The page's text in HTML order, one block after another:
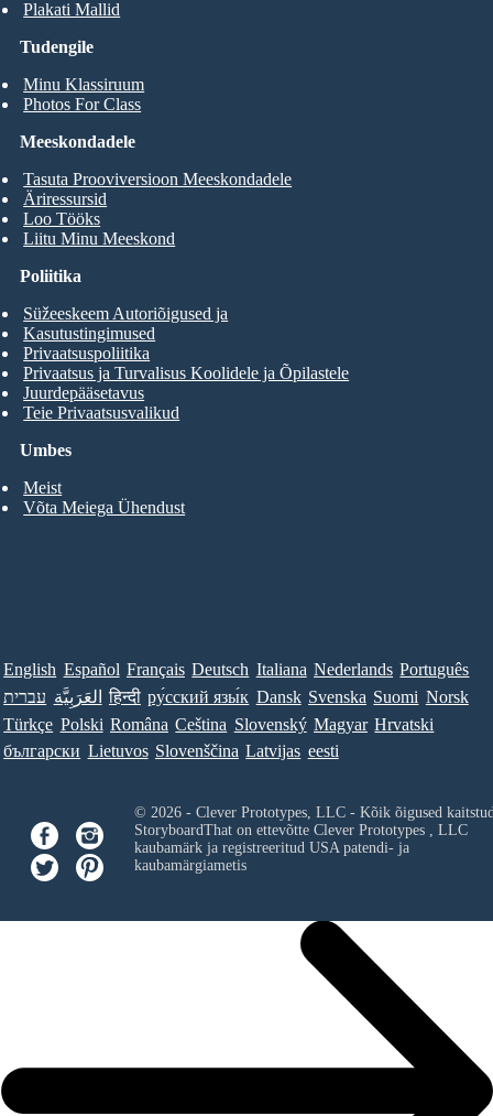
Tudengile
Minu Klassiruum
Photos For Class
Plakati Mallid
Meeskondadele
Tasuta Prooviversioon Meeskondadele
Äriressursid
Loo Tööks
Liitu Minu Meeskond
Umbes
Meist
Võta Meiega Ühendust
Poliitika
Süžeeskeem Autoriõigused ja
Kasutustingimused
Privaatsuspoliitika
Privaatsus ja Turvalisus Koolidele ja Õpilastele
Juurdepääsetavus
Teie Privaatsusvalikud
English Español Français Deutsch Italiana Nederlands Português
עברית العَرَبِيَّة हिन्दी ру́сский язы́к Dansk Svenska Suomi Norsk
Türkçe Polski Româna Ceština Slovenský Magyar Hrvatski
български Lietuvos Slovenščina Latvijas eesti
© 2026 - Clever Prototypes, LLC - Kõik õigused
StoryboardThat on ettevõtte Clever Prototypes , LLC
kaubamärk ja registreeritud USA patendi- ja
kaubamärgiametis